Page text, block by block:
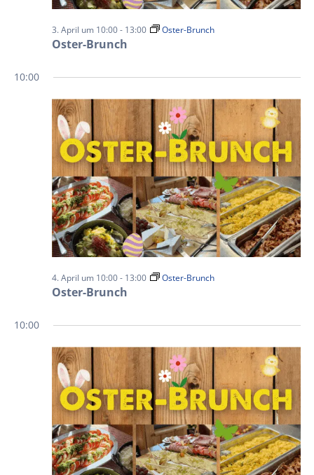
Oster-Brunch
3. April um 10:00- 13:00 Oster-Brunch
10:00
Oster-Brunch
4. April um 10:00- 13:00 Oster-Brunch
10:00